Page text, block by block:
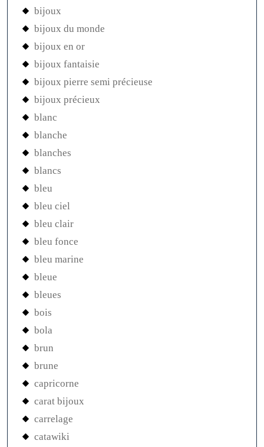
bijoux
bijoux du monde
bijoux en or
bijoux fantaisie
bijoux pierre semi précieuse
bijoux précieux
blanc
blanche
blanches
blancs
bleu
bleu ciel
bleu clair
bleu fonce
bleu marine
bleue
bleues
bois
bola
brun
brune
capricorne
carat bijoux
carrelage
catawiki